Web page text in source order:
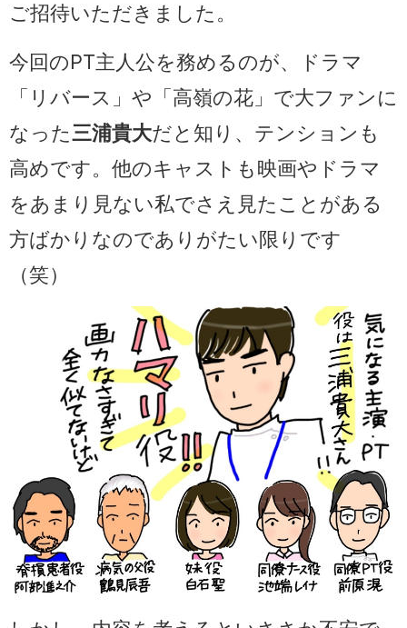
ご招待いただきました。
今回のPT主人公を務めるのが、ドラマ
「リバース」や「高嶺の花」で大ファンに
なった三浦貴大だと知り、テンションも
高めです。他のキャストも映画やドラマ
をあまり見ない私でさえ見たことがある
方ばかりなのでありがたい限りです
（笑）